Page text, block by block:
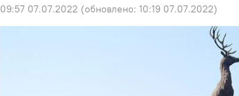
09:57 07.07.2022 (обновлено: 10:19 07.07.2022)